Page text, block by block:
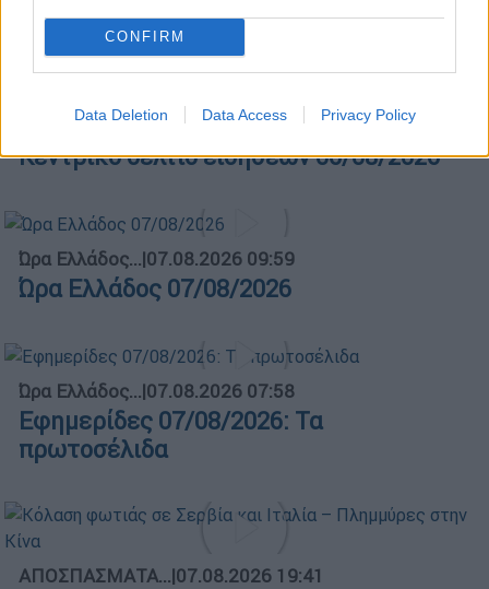
CONFIRM
Data Deletion Data Access Privacy Policy
Κεντρικό δελτίο ειδήσεων 07/08/2026
Κεντρικό... |06.08.2026 20:05
Κεντρικό δελτίο ειδήσεων 06/08/2026
Ώρα Ελλάδος...|07.08.2026 09:59
Ώρα Ελλάδος 07/08/2026
Ώρα Ελλάδος...|07.08.2026 07:58
Εφημερίδες 07/08/2026: Τα
πρωτοσέλιδα
ΑΠΟΣΠΑΣΜΑΤΑ...|07.08.2026 19:41